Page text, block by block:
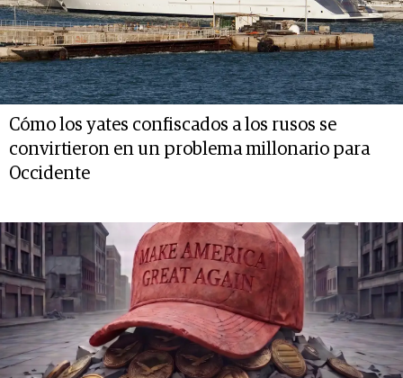
Cómo los yates confiscados a los rusos se
convirtieron en un problema millonario para
Occidente